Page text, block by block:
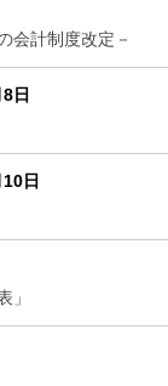
会計制度改定－
日
日
」